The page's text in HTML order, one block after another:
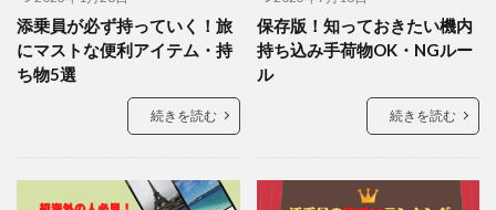
添乗員が必ず持っていく！旅
にマストな便利アイテム・持
ち物5選
続きを読む
保存版！知っておきたい機内
持ち込み手荷物OK・NGルー
ル
続きを読む